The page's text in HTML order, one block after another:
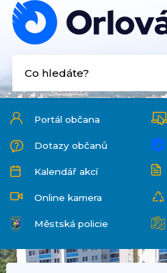
Portál občana
Dotazy občanů
Kalendář akcí
Online kamera
Městská policie